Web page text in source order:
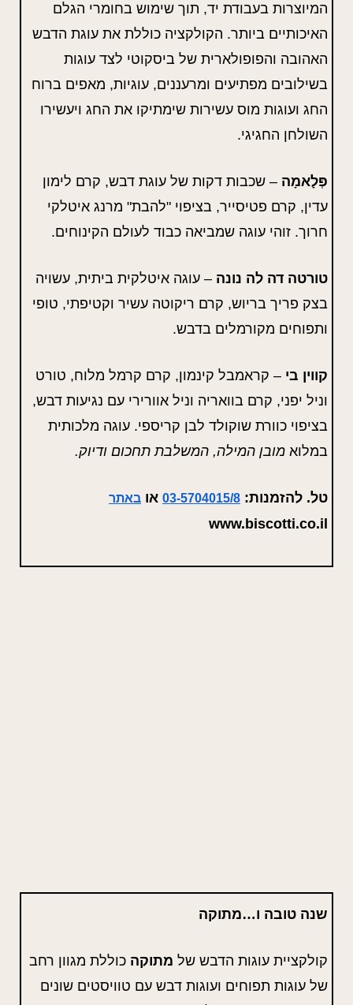
המיוצרות בעבודת יד, תוך שימוש בחומרי הגלם
האיכותיים ביותר. הקולקציה כוללת את עוגת הדבש
האהובה והפופולארית של ביסקוטי לצד עוגות
בשילובים מפתיעים ומרעננים, עוגיות, מאפים ברוח
החג ועוגות מוס עשירות שימתיקו את החג ויעשירו
השולחן החגיגי.
פְּלָאמָה – שכבות דקות של עוגת דבש, קרם לימון
עדין, קרם פטיסייר, בציפוי "להבת" מרנג איטלקי
חרוך. זוהי עוגה שמביאה כבוד לעולם הקינוחים.
טורטה דה לה נונה – עוגה איטלקית ביתית, עשויה
בצק פריך בריוש, קרם ריקוטה עשיר וקטיפתי, טופי
ותפוחים מקורמלים בדבש.
קווין בי – קראמבל קינמון, קרם קרמל מלוח, טורט
וניל יפני, קרם בוואריה וניל אוורירי עם נגיעות דבש,
בציפוי כוורת שוקולד לבן קריספי. עוגה מלכותית
במלוא מובן המילה, המשלבת תחכום ודיוק.
טל. להזמנות: 03-5704015/8 או באתר
www.biscotti.co.il
שנה טובה ו…מתוקה
קולקציית עוגות הדבש של מתוקה כוללת מגוון רחב
של עוגות תפוחים ועוגות דבש עם טוויסטים שונים